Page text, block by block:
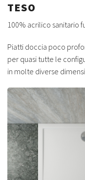
TESO
100% acrilico sanitario
Piatti doccia poco
per quasi tutte le
in molte diverse